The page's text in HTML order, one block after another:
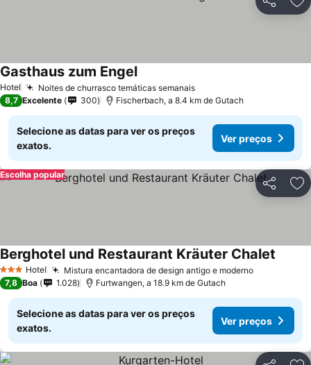
Partilhar
Hotel Noites de churrasco temáticas semanais
Gasthaus zum Engel
8,7 Excelente 300 Fischerbach, a 8.4 km de Gutach
Selecione as datas para ver os preços
exatos.
Ver preços
Partilhar
Escolha popular
3 EstrelasHotel Mistura encantadora de design antigo e moderno
Berghotel und Restaurant Kräuter Chalet
7,8 Boa 1.028 Furtwangen, a 18.9 km de Gutach
Selecione as datas para ver os preços
exatos.
Ver preços